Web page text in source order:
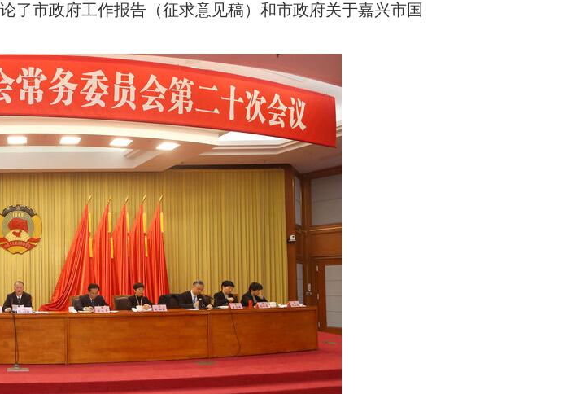
了市政府工作报告（征求意见稿）和市政府关于嘉兴市国